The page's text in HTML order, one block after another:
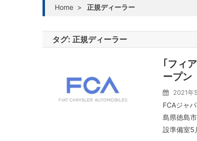
Home > 正規ディーラー
タグ: 正規ディーラー
｢フィ
ープン
2021年
FCAジャ
島県徳島
設準備室5